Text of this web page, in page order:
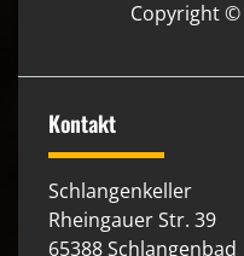
Copyright
Kontakt
Schlangenkeller
Rheingauer Str. 39
65388 Schlangenbad